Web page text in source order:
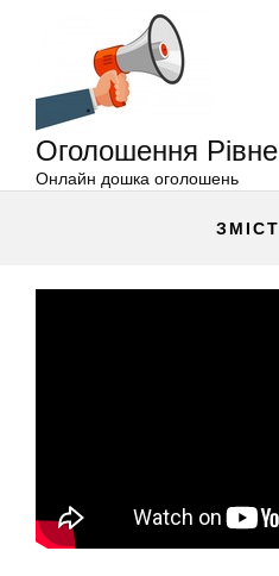
Оголошення Рівне
Онлайн дошка оголошень
ЗМІСТ